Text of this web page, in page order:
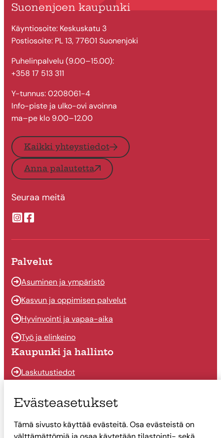
Suonenjoen kaupunki
Käyntiosoite: Keskuskatu 3
Postiosoite: PL 13, 77601 Suonenjoki
Puhelinpalvelu (9.00–15.00):
+358 17 513 311
Y-tunnus: 0208061-4
Info-piste ja ulko-ovi avoinna
ma–pe klo 9.00–12.00
Kaikki yhteystiedot
Anna palautetta
Seuraa meitä
Suonenjoen kaupungin Instragram
Suonenjoen kaupungin Facebook
Palvelut
Asuminen ja ympäristö
Kasvun ja oppimisen palvelut
Hyvinvointi ja vapaa-aika
Työ ja elinkeino
Kaupunki ja hallinto
Laskutustiedot
Päätöksenteko
Talous
Evästeasetukset
Tämä sivusto käyttää evästeitä. Osa evästeistä on